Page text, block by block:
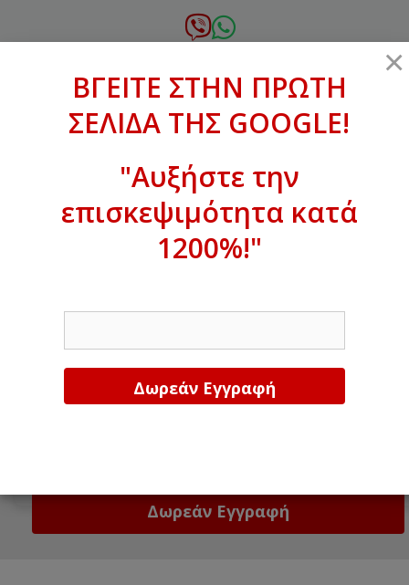
σε
xanthogenous@gmail.com
ΒΓΕΙΤΕ ΣΤΗΝ ΠΡΩΤΗ ΣΕΛΙΔΑ ΤΗΣ
GOOGLE!
×
ΒΓΕΙΤΕ ΣΤΗΝ ΠΡΩΤΗ
ΣΕΛΙΔΑ ΤΗΣ GOOGLE!
"Αυξήστε την
επισκεψιμότητα κατά
1200%!"